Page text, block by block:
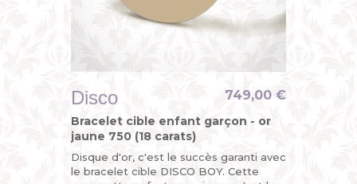
Disco
Bracelet cible enfant garçon - or
jaune 750 (18 carats)
Disque d'or, c'est le succès garanti avec
le bracelet cible DISCO BOY. Cette
749,00 €